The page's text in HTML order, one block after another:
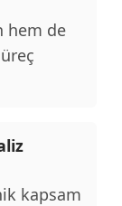
hem de
kapsam